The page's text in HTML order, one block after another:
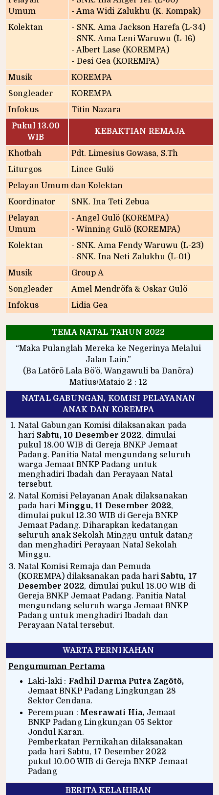
Umum
- Ama Widi Zalukhu (K. Kompak)
Kolektan
- SNK. Ama Jackson Harefa (L-34)
- SNK. Ama Leni Waruwu (L-16)
- Albert Lase (KOREMPA)
- Desi Gea (KOREMPA)
Musik
KOREMPA
Songleader
KOREMPA
Infokus
Titin Nazara
Pukul 13.00
WIB
KEBAKTIAN REMAJA
Khotbah
Pdt. Limesius Gowasa, S.Th
Liturgos
Lince Gulö
Pelayan Umum dan Kolektan
Koordinator
SNK. Ina Teti Zebua
Pelayan
Umum
- Angel Gulö (KOREMPA)
- Winning Gulö (KOREMPA)
Kolektan
- SNK. Ama Fendy Waruwu (L-23)
- SNK. Ina Neti Zalukhu (L-01)
Musik
Group A
Songleader
Amel Mendröfa & Oskar Gulö
Infokus
Lidia Gea
TEMA NATAL TAHUN 2022
“Maka Pulanglah Mereka ke Negerinya Melalui
Jalan Lain.”
(Ba Latõrõ Lala Bö’ö, Wangawuli ba Danõra)
Matius/Mataio 2 : 12
NATAL GABUNGAN, KOMISI PELAYANAN
ANAK DAN KOREMPA
Natal Gabungan Komisi dilaksanakan pada
hari Sabtu, 10 Desember 2022, dimulai
pukul 18.00 WIB di Gereja BNKP Jemaat
Padang. Panitia Natal mengundang seluruh
warga Jemaat BNKP Padang untuk
menghadiri Ibadah dan Perayaan Natal
tersebut.
Natal Komisi Pelayanan Anak dilaksanakan
pada hari Minggu, 11 Desember 2022,
dimulai pukul 12.30 WIB di Gereja BNKP
Jemaat Padang. Diharapkan kedatangan
seluruh anak Sekolah Minggu untuk datang
dan menghadiri Perayaan Natal Sekolah
Minggu.
Natal Komisi Remaja dan Pemuda
(KOREMPA) dilaksanakan pada hari Sabtu, 17
Desember 2022, dimulai pukul 18.00 WIB di
Gereja BNKP Jemaat Padang. Panitia Natal
mengundang seluruh warga Jemaat BNKP
Padang untuk menghadiri Ibadah dan
Perayaan Natal tersebut.
WARTA PERNIKAHAN
Pengumuman Pertama
Laki-laki : Fadhil Darma Putra Zagӧtӧ,
Jemaat BNKP Padang Lingkungan 28
Sektor Cendana.
Perempuan : Mesrawati Hia, Jemaat
BNKP Padang Lingkungan 05 Sektor
Jondul Karan.
Pemberkatan Pernikahan dilaksanakan
pada hari Sabtu, 17 Desember 2022
pukul 10.00 WIB di Gereja BNKP Jemaat
Padang
BERITA KELAHIRAN